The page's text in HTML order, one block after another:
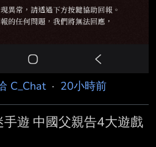
C_Chat· 20小時前
遊 中國父親告4大遊戲